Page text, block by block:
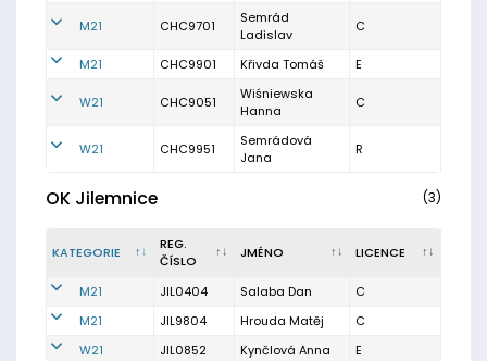
M21 CHC9701
Semrád
Ladislav
C
M21 CHC9901 Křivda Tomáš E
W21 CHC9051
Wiśniewska
Hanna
C
W21 CHC9951
Semrádová
Jana
R
OK Jilemnice (3)
KATEGORIE
REG.
ČÍSLO
JMÉNO LICENCE
M21 JIL0404 Salaba Dan
C
M21
JIL9804 Hrouda Matěj
C
W21
JIL0852 Kynčlová Anna E